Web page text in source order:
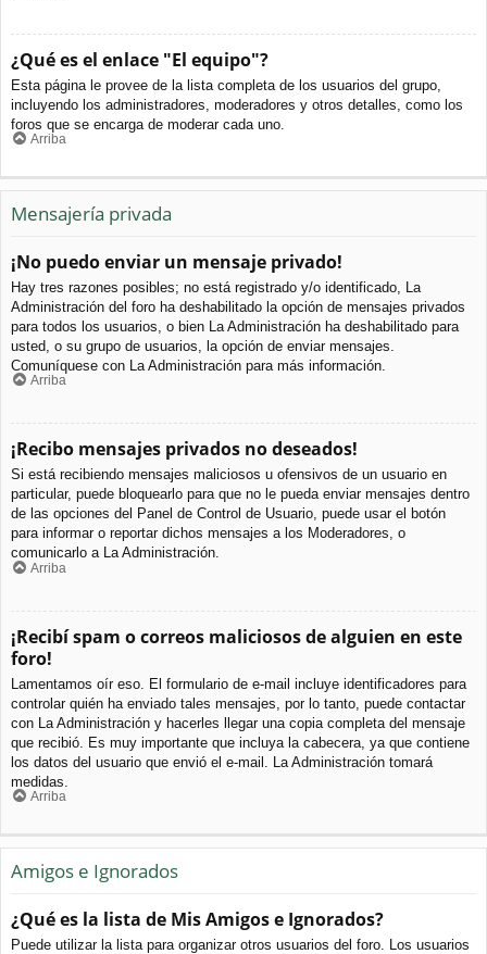
¿Qué es el enlace "El equipo"?
Esta página le provee de la lista completa de los usuarios del grupo,
incluyendo los administradores, moderadores y otros detalles, como los
foros que se encarga de moderar cada uno.
Arriba
Mensajería privada
¡No puedo enviar un mensaje privado!
Hay tres razones posibles; no está registrado y/o identificado, La
Administración del foro ha deshabilitado la opción de mensajes privados
para todos los usuarios, o bien La Administración ha deshabilitado para
usted, o su grupo de usuarios, la opción de enviar mensajes.
Comuníquese con La Administración para más información.
Arriba
¡Recibo mensajes privados no deseados!
Si está recibiendo mensajes maliciosos u ofensivos de un usuario en
particular, puede bloquearlo para que no le pueda enviar mensajes dentro
de las opciones del Panel de Control de Usuario, puede usar el botón
para informar o reportar dichos mensajes a los Moderadores, o
comunicarlo a La Administración.
Arriba
¡Recibí spam o correos maliciosos de alguien en este
foro!
Lamentamos oír eso. El formulario de e-mail incluye identificadores para
controlar quién ha enviado tales mensajes, por lo tanto, puede contactar
con La Administración y hacerles llegar una copia completa del mensaje
que recibió. Es muy importante que incluya la cabecera, ya que contiene
los datos del usuario que envió el e-mail. La Administración tomará
medidas.
Arriba
Amigos e Ignorados
¿Qué es la lista de Mis Amigos e Ignorados?
Puede utilizar la lista para organizar otros usuarios del foro. Los usuarios